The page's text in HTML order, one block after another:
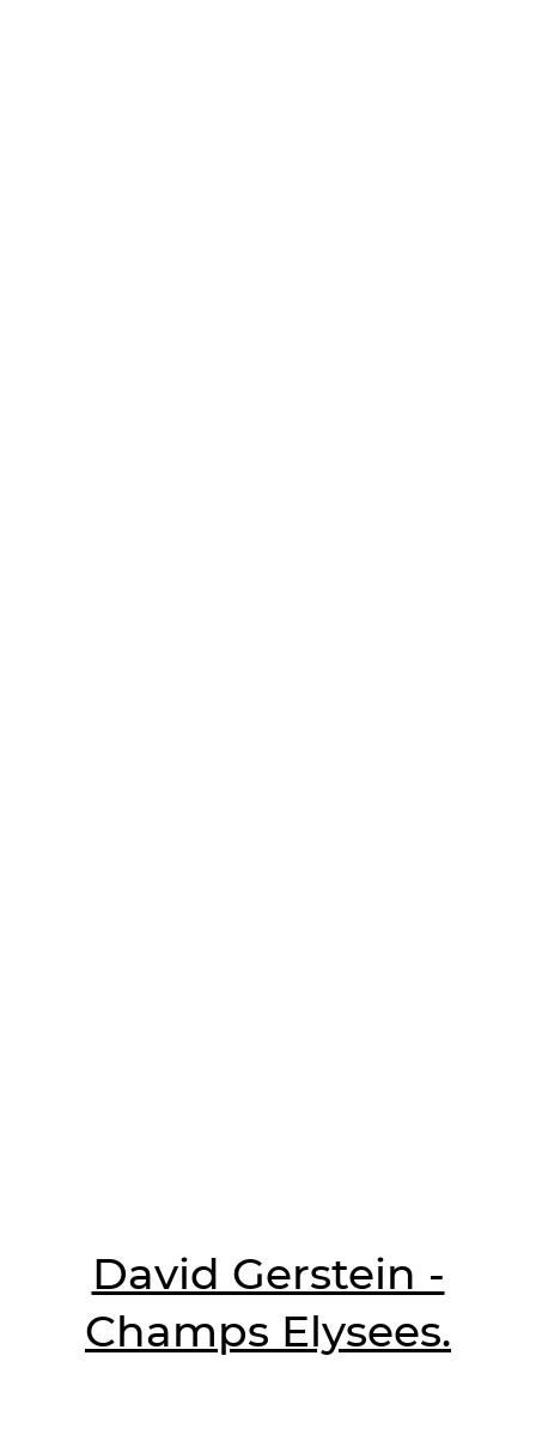
David Gerstein -
Champs Elysees.